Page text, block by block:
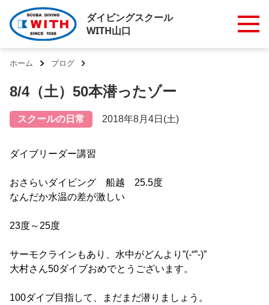
ダイビングスクール
WITH山口
ホーム ブログ
8/4（土）50本潜ったゾー
スクールの日常 2018年8月4日(土)
ダイブリーダー講習
おさらいダイビング 船越 25.5度
なんだか水温の差が激しい
23度～25度
サーモクラインもあり、水中がどんより”(-“”-)”
大村さん50ダイブおめでとうございます。
100ダイブ目指して、まだまだ潜りましょう。